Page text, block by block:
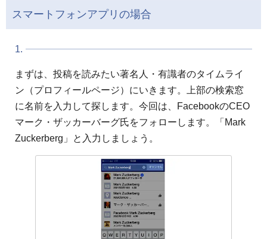
スマートフォンアプリの場合
1.
まずは、投稿を読みたい著名人・有識者のタイムライ
ン（プロフィールページ）にいきます。上部の検索窓
に名前を入力して探します。今回は、FacebookのCEO
マーク・ザッカーバーグ氏をフォローします。「Mark
Zuckerberg」と入力しましょう。